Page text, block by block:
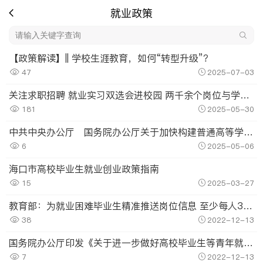
就业政策
【政策解读】|| 学校生涯教育，如何“转型升级”？
47 2025-07-03
关注求职招聘 就业实习双选会进校园 两千余个岗位与学子“双向奔赴”
181 2025-05-30
中共中央办公厅 国务院办公厅关于加快构建普通高等学校毕业生高质量就业服务体系的意见
6 2025-05-06
海口市高校毕业生就业创业政策指南
15 2025-03-27
教育部：为就业困难毕业生精准推送岗位信息 至少每人3至5个
38 2022-12-13
国务院办公厅印发《关于进一步做好高校毕业生等青年就业创业工作的通知》
7 2022-12-13